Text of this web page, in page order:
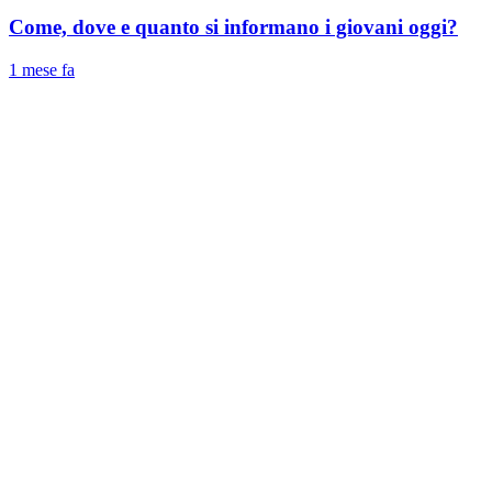
Come, dove e quanto si informano i giovani oggi?
1 mese fa